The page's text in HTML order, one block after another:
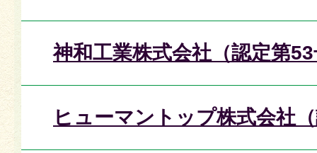
神和工業株式会社（認定第
ヒューマントップ株式会社